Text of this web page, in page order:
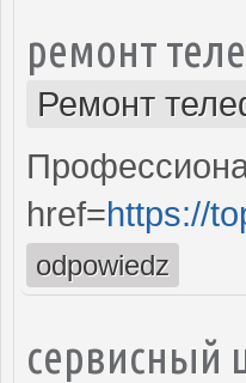
ремонт
Ремонт
href=https://
odpowiedz
сервисный